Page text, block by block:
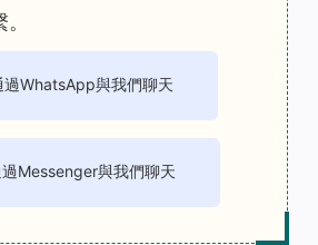
過WhatsApp與我們聊天
Messenger與我們聊天